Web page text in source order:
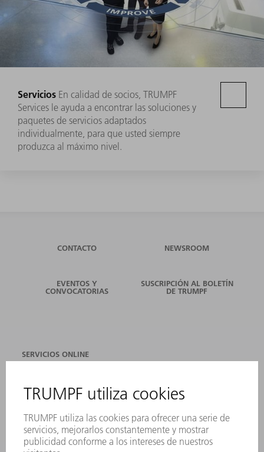
Servicios En calidad de socios, TRUMPF
Services le ayuda a encontrar las soluciones y
paquetes de servicios adaptados
individualmente, para que usted siempre
produzca al máximo nivel.
CONTACTO NEWSROOM
EVENTOS Y
CONVOCATORIAS
SUSCRIPCIÓN AL BOLETÍN
DE TRUMPF
SERVICIOS ONLINE
EVENTOS Y CONVOCATORIAS
REGISTRO PARA EL BOLETÍN INFORMATIVO
FICHAS TÉCNICAS DE SEGURIDAD
PRODUCTOS
MÁQUINAS Y SISTEMAS
LÁSER